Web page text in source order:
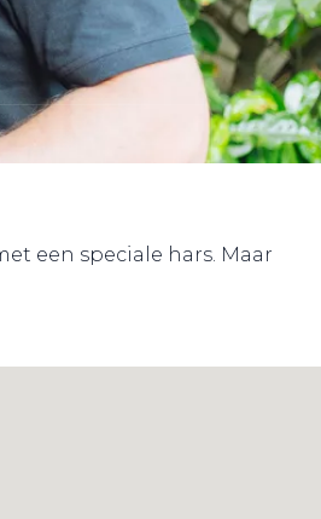
een speciale hars. Maar